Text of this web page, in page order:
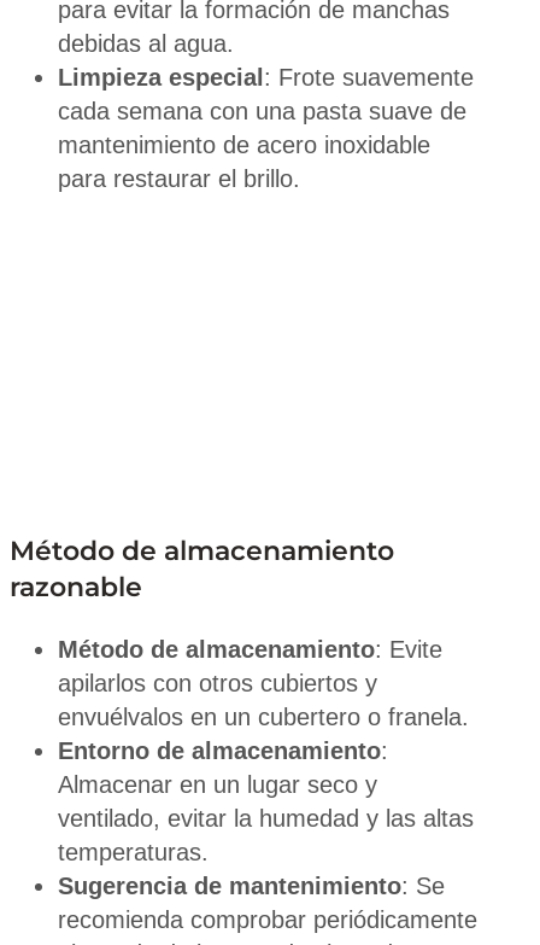
para evitar la formación de manchas
debidas al agua.
Limpieza especial : Frote suavemente
cada semana con una pasta suave de
mantenimiento de acero inoxidable
para restaurar el brillo.
Método de almacenamiento
razonable
Método de almacenamiento: Evite
apilarlos con otros cubiertos y
envuélvalos en un cubertero o franela.
Entorno de almacenamiento:
Almacenar en un lugar seco y
ventilado, evitar la humedad y las altas
temperaturas.
Sugerencia de mantenimiento: Se
recomienda comprobar periódicamente